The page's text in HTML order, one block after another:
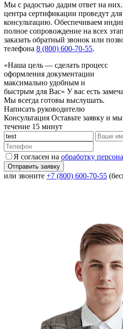
Мы с радостью дадим ответ на
центра сертификации проведут
консультацию. Обеспечиваем
полное сопровождение на всех
заказать обратный звонок или
телефона 8 (800) 600-70-55.
«Наша цель — сделать процесс
оформления документации
максимально удобным и
быстрым для Вас» У вас есть
Мы всегда готовы выслушать.
Написать руководителю
Консультация Оставьте заявку и
течение 15 минут
Я согласен на обработку
или звоните +7 (800) 600-70-55